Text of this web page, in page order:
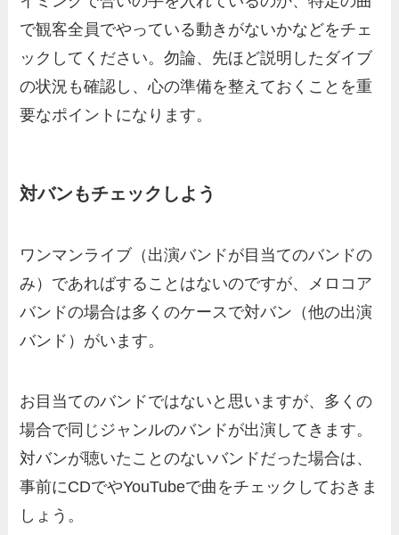
で観客全員でやっている動きがないかなどをチェ
ックしてください。勿論、先ほど説明したダイブ
の状況も確認し、心の準備を整えておくことを重
要なポイントになります。
対バンもチェックしよう
ワンマンライブ（出演バンドが目当てのバンドの
み）であればすることはないのですが、メロコア
バンドの場合は多くのケースで対バン（他の出演
バンド）がいます。
お目当てのバンドではないと思いますが、多くの
場合で同じジャンルのバンドが出演してきます。
対バンが聴いたことのないバンドだった場合は、
事前にCDでやYouTubeで曲をチェックしておきま
しょう。